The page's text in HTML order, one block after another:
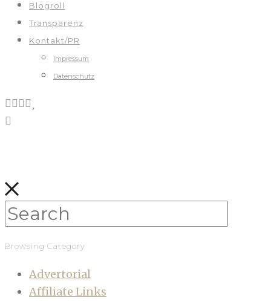
Blogroll
Transparenz
Kontakt/PR
Impressum
Datenschutz
Browsing Category
Advertorial
Affiliate Links